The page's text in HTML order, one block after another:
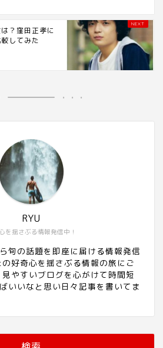
？窪田正孝に
較してみた
を揺さぶる情報発信中！
RYU
旬の話題を即座に届ける情報発信
好奇心を揺さぶる情報の旅にご
やすいブログを心がけて時間短
いいなと思い日々記事を書いてま